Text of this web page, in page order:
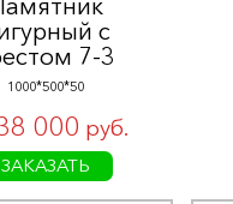
с
7-3
1000*500*50
000 руб.
ЗАКАЗАТЬ